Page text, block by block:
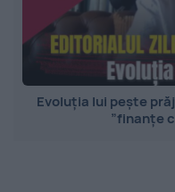
Evoluția lui pește
”finanțe